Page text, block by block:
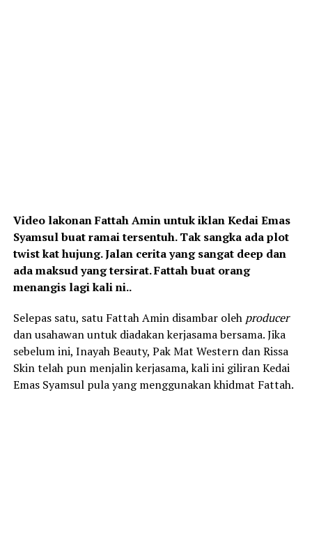
Video lakonan Fattah Amin untuk iklan Kedai Emas
Syamsul buat ramai tersentuh. Tak sangka ada plot
twist kat hujung. Jalan cerita yang sangat deep dan
ada maksud yang tersirat. Fattah buat orang
menangis lagi kali ni..
Selepas satu, satu Fattah Amin disambar oleh producer
dan usahawan untuk diadakan kerjasama bersama. Jika
sebelum ini, Inayah Beauty, Pak Mat Western dan Rissa
Skin telah pun menjalin kerjasama, kali ini giliran Kedai
Emas Syamsul pula yang menggunakan khidmat Fattah.